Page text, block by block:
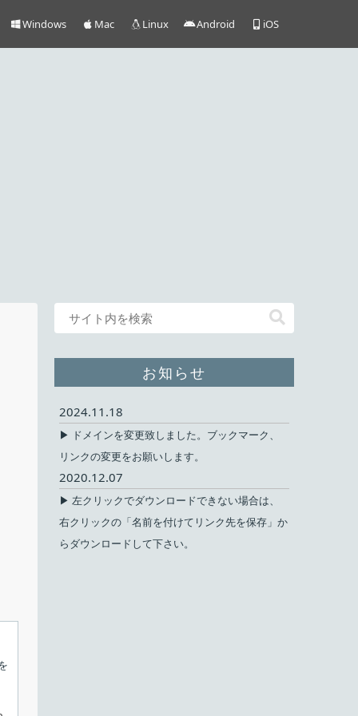
Windows Mac Linux Android iOS
お知らせ
2024.11.18
▶ ドメインを変更致しました。ブックマーク、
リンクの変更をお願いします。
2020.12.07
▶ 左クリックでダウンロードできない場合は、
右クリックの「名前を付けてリンク先を保存」か
らダウンロードして下さい。